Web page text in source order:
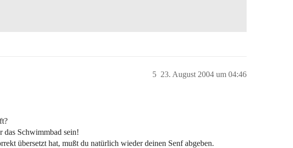
23. August 2004 um 04:46
5
das Schwimmbad sein!
übersetzt hat, mußt du natürlich wieder deinen Senf abgeben.